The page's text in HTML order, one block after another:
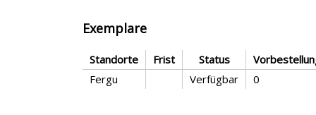
Exemplare
Standorte Frist Status
Fergu
Verfügbar 0